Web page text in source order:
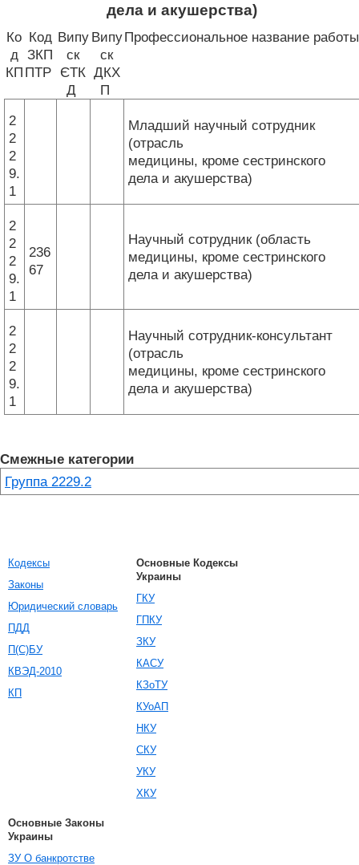
дела и акушерства)
Ко
д
КП
Код
ЗКП
ПТР
Випу
ск
ЄТК
Д
Випу
ск
ДКХ
П
Профессиональное название работы
2
2
2
9.
1
Младший научный сотрудник
(отрасль
медицины, кроме сестринского
дела и акушерства)
2
2
2
9.
1
236
67
Научный сотрудник (область
медицины, кроме сестринского
дела и акушерства)
2
2
2
9.
1
Научный сотрудник-консультант
(отрасль
медицины, кроме сестринского
дела и акушерства)
Смежные категории
Группа 2229.2
Кодексы
Законы
Юридический словарь
ПДД
П(С)БУ
КВЭД-2010
КП
Основные Кодексы
Украины
ГКУ
ГПКУ
ЗКУ
КАСУ
КЗоТУ
КУоАП
НКУ
СКУ
УКУ
ХКУ
Основные Законы
Украины
ЗУ О банкротстве